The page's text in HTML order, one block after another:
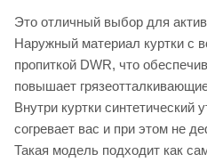
Это отличный выбор для
Наружный материал куртки с
пропиткой DWR, что
повышает
Внутри куртки синтетический
согревает вас и при этом не
Такая модель подходит как